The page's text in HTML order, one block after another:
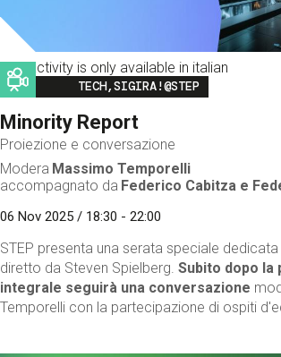
This activity is only available in italian
Image
TECH,SIGIRA!@STEP
Minority Report
Proiezione e conversazione
Modera Massimo Temporelli
accompagnato da Federico Cabitza e
06 Nov 2025 / 18:30 - 22:00
STEP presenta una serata speciale
diretto da Steven Spielberg. Subito dopo la
integrale seguirà una conversazione
Temporelli con la partecipazione di ospiti